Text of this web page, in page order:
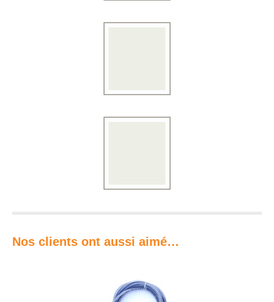
Nos clients ont aussi aimé…